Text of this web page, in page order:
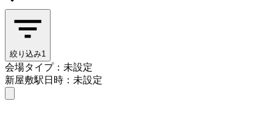
絞り込み1
会場タイプ：未設定
新屋敷駅日時：未設定